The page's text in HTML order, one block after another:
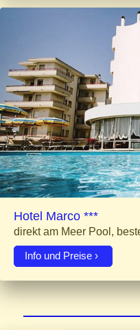
Hotel Marco ***
direkt am Meer Pool,
Info und Preise